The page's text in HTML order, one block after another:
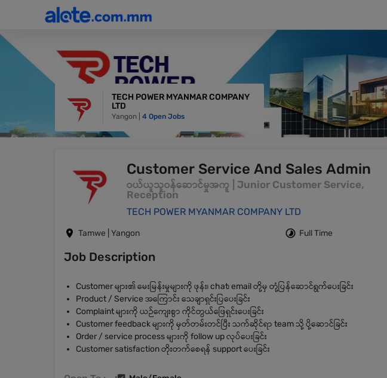
TECH POWER MYANMAR COMPANY
LTD
Yangon | 4 Open Jobs
Customer Service And Sales Admin
ဝယ်ယူသူဝန်ဆောင်မှုအကူ | Junior Customer Service,
Reception
TECH POWER MYANMAR COMPANY LTD
Tamwe | Yangon Full Time
Job Description
Customer များ၏ မေးမြန်းမှုများကို ဖုန်း၊ chat၊ email တို့မှ တုံ့ပြန်ဆောင်ရွက်ပေးခြင်း
Product / Service အကြောင်း သေချာရှင်းပြပေးခြင်း
Complaint များကို ယဉ်ကျေးစွာ ကိုင်တွယ်ဖြေရှင်းပေးခြင်း
Customer feedback များကို မှတ်တမ်းတင်ပြီး သက်ဆိုင်ရာ team သို့ ပို့ဆောင်ခြင်း
Order / service process များကို follow up လုပ်ပေးခြင်း
Customer satisfaction တိုးတက်စေရန် support ပေးခြင်း